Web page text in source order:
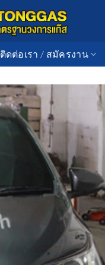
ติดต่อเรา / สมัครงาน